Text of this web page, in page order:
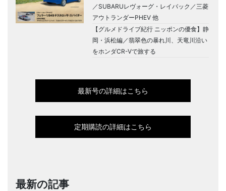
／SUBARUレヴォーグ・レイバック／三菱
アウトランダーPHEV 他
【グルメドライブ紀行 ニッポンの優食】静
岡・浜松編／翡翠色の暴れ川、天竜川沿い
をホンダCR-Vで旅する
最新号の詳細はこちら
定期購読の詳細はこちら
最新の記事